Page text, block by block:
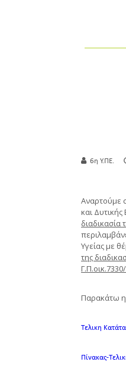
6η Υ.ΠΕ.
Αναρτούμε
και
διαδικασία
Υγείας με
της
Παρακάτω
Τελικη
Πίνακας-